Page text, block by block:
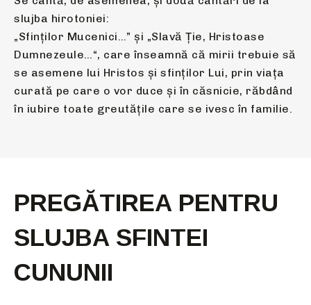
slujba hirotoniei:
„Sfinţilor Mucenici…” şi „Slavă Ţie, Hristoase
Dumnezeule…“, care înseamnă că mirii trebuie să
se asemene lui Hristos şi sfinţilor Lui, prin viața
curată pe care o vor duce şi în căsnicie, răbdând
în iubire toate greutățile care se ivesc în familie.
PREGĂTIREA PENTRU
SLUJBA SFINTEI
CUNUNII